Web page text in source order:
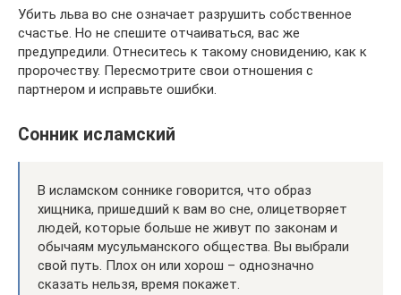
Убить льва во сне означает разрушить собственное
счастье. Но не спешите отчаиваться, вас же
предупредили. Отнеситесь к такому сновидению, как к
пророчеству. Пересмотрите свои отношения с
партнером и исправьте ошибки.
Сонник исламский
В исламском соннике говорится, что образ
хищника, пришедший к вам во сне, олицетворяет
людей, которые больше не живут по законам и
обычаям мусульманского общества. Вы выбрали
свой путь. Плох он или хорош – однозначно
сказать нельзя, время покажет.